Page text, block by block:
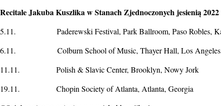
Recitale Jakuba Kuszlika w Stanach Zjednoczonych jesienią
5.11. Paderewski Festival, Park Ballroom, Paso Robles,
6.11. Colburn School of Music, Thayer Hall, Los Angeles,
11.11. Polish & Slavic Center, Brooklyn, Nowy Jork
19.11. Chopin Society of Atlanta, Atlanta, Georgia